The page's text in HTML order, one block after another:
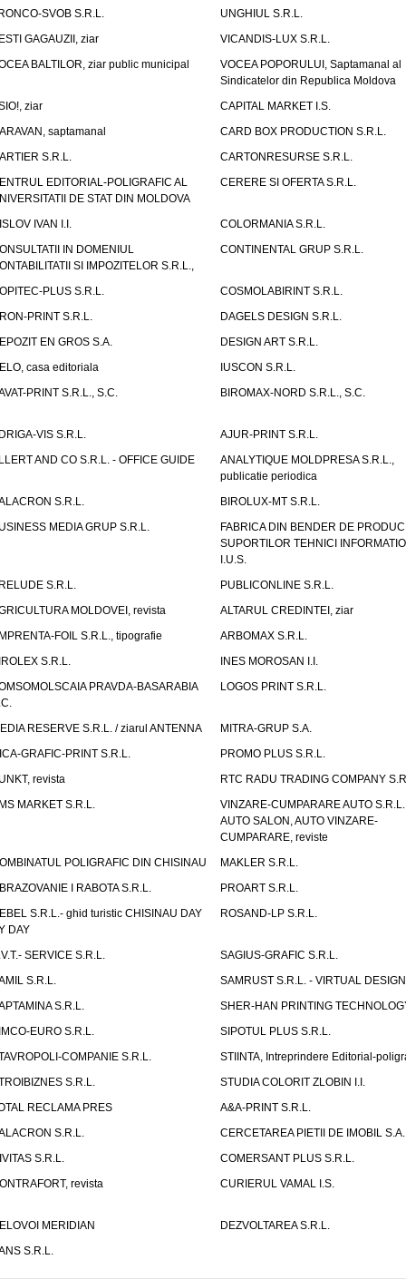
SVOB S.R.L.
UNGHIUL S.R.L.
GAGAUZII, ziar
VICANDIS-LUX S.R.L.
BALTILOR, ziar public municipal
VOCEA POPORULUI, Saptamanal al
Sindicatelor din Republica Moldova
ziar
CAPITAL MARKET I.S.
saptamanal
CARD BOX PRODUCTION S.R.L.
S.R.L.
CARTONRESURSE S.R.L.
EDITORIAL-POLIGRAFIC AL
DE STAT DIN MOLDOVA
CERERE SI OFERTA S.R.L.
IVAN I.I.
COLORMANIA S.R.L.
IN DOMENIUL
SI IMPOZITELOR S.R.L.,
CONTINENTAL GRUP S.R.L.
PLUS S.R.L.
COSMOLABIRINT S.R.L.
PRINT S.R.L.
DAGELS DESIGN S.R.L.
EN GROS S.A.
DESIGN ART S.R.L.
casa editoriala
IUSCON S.R.L.
PRINT S.R.L., S.C.
BIROMAX-NORD S.R.L., S.C.
VIS S.R.L.
AJUR-PRINT S.R.L.
AND CO S.R.L. - OFFICE GUIDE
ANALYTIQUE MOLDPRESA S.R.L.,
publicatie periodica
S.R.L.
BIROLUX-MT S.R.L.
MEDIA GRUP S.R.L.
FABRICA DIN BENDER DE
SUPORTILOR TEHNICI
I.U.S.
S.R.L.
PUBLICONLINE S.R.L.
MOLDOVEI, revista
ALTARUL CREDINTEI, ziar
FOIL S.R.L., tipografie
ARBOMAX S.R.L.
S.R.L.
INES MOROSAN I.I.
PRAVDA-BASARABIA
LOGOS PRINT S.R.L.
RESERVE S.R.L. / ziarul ANTENNA
MITRA-GRUP S.A.
GRAFIC-PRINT S.R.L.
PROMO PLUS S.R.L.
revista
RTC RADU TRADING COMPANY
MARKET S.R.L.
VINZARE-CUMPARARE AUTO
AUTO SALON, AUTO VINZARE-
CUMPARARE, reviste
POLIGRAFIC DIN CHISINAU
MAKLER S.R.L.
I RABOTA S.R.L.
PROART S.R.L.
S.R.L.- ghid turistic CHISINAU DAY
DAY
ROSAND-LP S.R.L.
SERVICE S.R.L.
SAGIUS-GRAFIC S.R.L.
S.R.L.
SAMRUST S.R.L. - VIRTUAL DESIGN
S.R.L.
SHER-HAN PRINTING
EURO S.R.L.
SIPOTUL PLUS S.R.L.
COMPANIE S.R.L.
STIINTA, Intreprindere Editorial-
S.R.L.
STUDIA COLORIT ZLOBIN I.I.
RECLAMA PRES
A&A-PRINT S.R.L.
S.R.L.
CERCETAREA PIETII DE IMOBIL S.A.
S.R.L.
COMERSANT PLUS S.R.L.
revista
CURIERUL VAMAL I.S.
MERIDIAN
DEZVOLTAREA S.R.L.
S.R.L.